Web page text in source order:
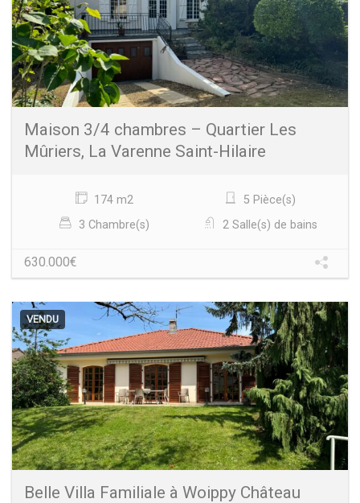
Maison 3/4 chambres – Quartier Les
Mûriers, La Varenne Saint-Hilaire
174 m2
5 Pièce(s)
3 Chambre(s)
2 Salle(s) de bains
630.000€
VENDU
Belle Villa Familiale à Woippy Château